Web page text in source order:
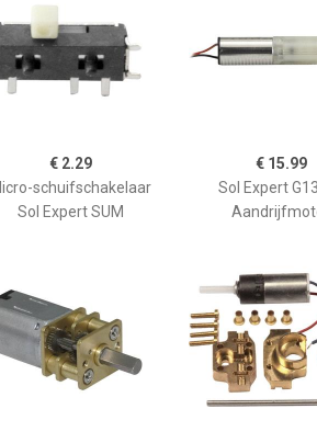
€ 2.29
schuifschakelaar
Sol Expert SUM
€ 15.99
Sol Expert